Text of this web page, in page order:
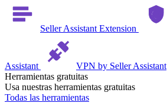
Seller Assistant Extension
Assistant
VPN by Seller Assistant
Herramientas gratuitas
Usa nuestras herramientas gratuitas
Todas las herramientas